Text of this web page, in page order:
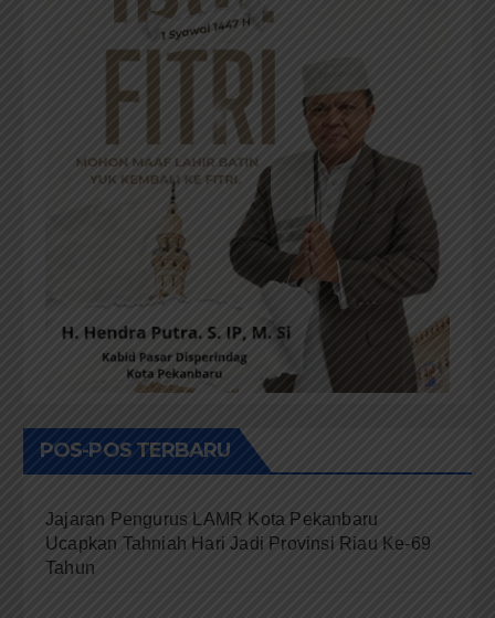
POS-POS TERBARU
Jajaran Pengurus LAMR Kota Pekanbaru
Ucapkan Tahniah Hari Jadi Provinsi Riau Ke-69
Tahun